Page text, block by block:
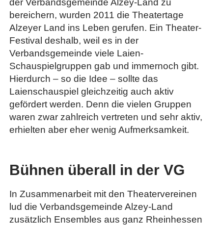
der Verbandsgemeinde Alzey-Land zu
bereichern, wurden 2011 die Theatertage
Alzeyer Land ins Leben gerufen. Ein Theater-
Festival deshalb, weil es in der
Verbandsgemeinde viele Laien-
Schauspielgruppen gab und immernoch gibt.
Hierdurch – so die Idee – sollte das
Laienschauspiel gleichzeitig auch aktiv
gefördert werden. Denn die vielen Gruppen
waren zwar zahlreich vertreten und sehr aktiv,
erhielten aber eher wenig Aufmerksamkeit.
Bühnen überall in der VG
In Zusammenarbeit mit den Theatervereinen
lud die Verbandsgemeinde Alzey-Land
zusätzlich Ensembles aus ganz Rheinhessen